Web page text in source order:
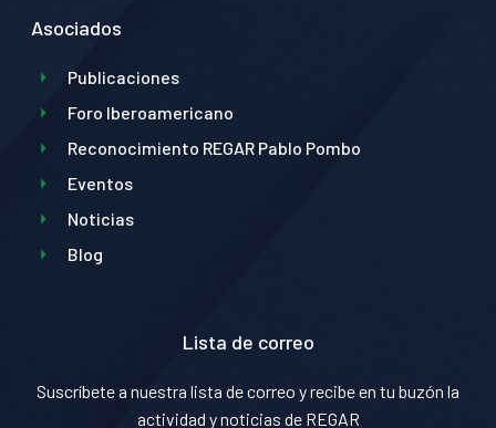
Asociados
Publicaciones
Foro Iberoamericano
Reconocimiento REGAR Pablo Pombo
Eventos
Noticias
Blog
Lista de correo
Suscríbete a nuestra lista de correo y recibe en tu buzón la
actividad y noticias de REGAR